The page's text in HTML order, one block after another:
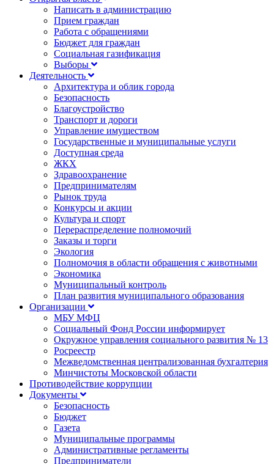
Написать в администрацию
Прием граждан
Работа с обращениями
Бюджет для граждан
Социальная газификация
Выборы
Деятельность
Архитектура и облик города
Безопасность
Благоустройство
Транспорт и дороги
Управление имуществом
Государственные и муниципальные услуги
Доступная среда
ЖКХ
Здравоохранение
Предпринимателям
Рынок труда
Конкурсы и акции
Культура и спорт
Перераспределение полномочий
Заказы и торги
Экология
Полномочия в области обращения с животными
Экономика
Муниципальный контроль
План развития муниципального образования
Организации
МБУ МФЦ
Социальный Фонд России информирует
Окружное управления социального развития № 13
Росреестр
Межведомственная централизованная бухгалтерия
Минчистоты Московской области
Противодействие коррупции
Документы
Безопасность
Бюджет
Газета
Муниципальные программы
Административные регламенты
Предприниматели